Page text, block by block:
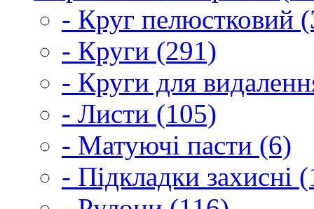
- Круг пелюстковий
- Круги (291)
- Круги для
- Листи (105)
- Матуючі пасти (6)
- Підкладки захисні